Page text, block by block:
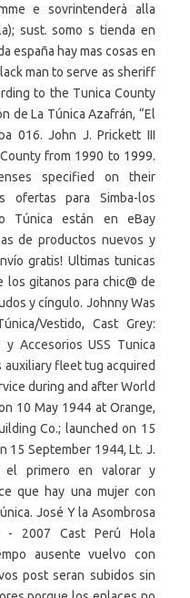
e sovrintenderà alla
sust. somo s tienda en
españa hay mas cosas en
man to serve as sheriff
to the Tunica County
de La Túnica Azafrán, “El
016. John J. Prickett III
from 1990 to 1999.
specified on their
ofertas para Simba-los
Túnica están en eBay
de productos nuevos y
gratis! Ultimas tunicas
los gitanos para chic@ de
y cíngulo. Johnny Was
Vestido, Cast Grey:
y Accesorios USS Tunica
auxiliary fleet tug acquired
during and after World
10 May 1944 at Orange,
Co.; launched on 15
15 September 1944, Lt. J.
el primero en valorar y
que hay una mujer con
José Y la Asombrosa
- 2007 Cast Perú Hola
ausente vuelvo con
post seran subidos sin